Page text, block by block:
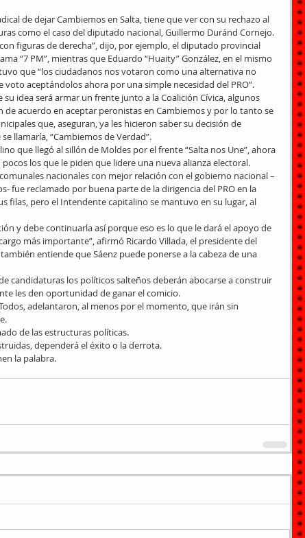
de dejar Cambiemos en Salta, tiene que ver con su rechazo al
como el caso del diputado nacional, Guillermo Duránd Cornejo.
figuras de derecha”, dijo, por ejemplo, el diputado provincial
“7 PM”, mientras que Eduardo “Huaity” González, en el mismo
que “los ciudadanos nos votaron como una alternativa no
aceptándolos ahora por una simple necesidad del PRO”.
idea será armar un frente junto a la Coalición Cívica, algunos
de acuerdo en aceptar peronistas en Cambiemos y por lo tanto se
que, aseguran, ya les hicieron saber su decisión de
llamaría, “Cambiemos de Verdad”.
que llegó al sillón de Moldes por el frente “Salta nos Une”, ahora
los que le piden que lidere una nueva alianza electoral.
nacionales con mejor relación con el gobierno nacional –
fue reclamado por buena parte de la dirigencia del PRO en la
filas, pero el Intendente capitalino se mantuvo en su lugar, al
y debe continuarla así porque eso es lo que le dará el apoyo de
más importante”, afirmó Ricardo Villada, el presidente del
entiende que Sáenz puede ponerse a la cabeza de una
candidaturas los políticos salteños deberán abocarse a construir
les den oportunidad de ganar el comicio.
adelantaron, al menos por el momento, que irán sin
de las estructuras políticas.
dependerá el éxito o la derrota.
la palabra.